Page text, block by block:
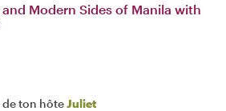
Modern Sides of Manila with
ton hôteJuliet